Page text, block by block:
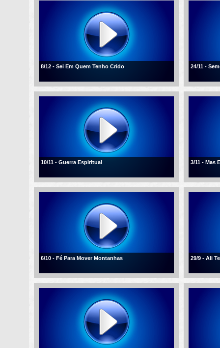
8/12 - Sei Em Quem Tenho Crido 24/11 -
10/11 - Guerra Espiritual 3/11 - Mas
6/10 - Fé Para Mover Montanhas 29/9 - Ali